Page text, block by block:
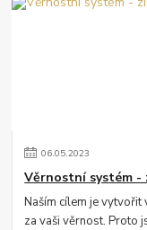
06.05.2023
Věrnostní systém -
Naším cílem je vytvořit
za vaši věrnost. Proto